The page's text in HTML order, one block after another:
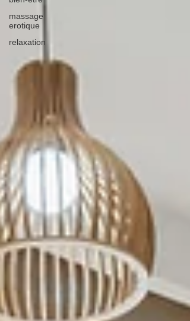
massage
erotique
relaxation